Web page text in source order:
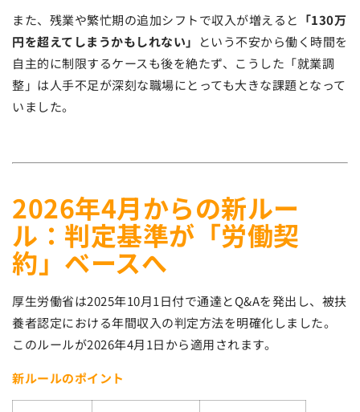
また、残業や繁忙期の追加シフトで収入が増えると 「130万
円を超えてしまうかもしれない」
という不安から働く時間を
自主的に制限するケースも後を絶たず、こうした「就業調
整」は人手不足が深刻な職場にとっても大きな課題となって
いました。
2026年4月からの新ルー
ル：判定基準が「労働契
約」ベースへ
厚生労働省は2025年10月1日付で通達とQ&Aを発出し、被扶
養者認定における年間収入の判定方法を明確化しました。
このルールが2026年4月1日から適用されます。
新ルールのポイント